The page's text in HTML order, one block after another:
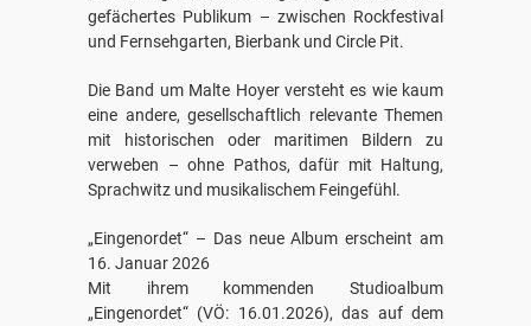
gefächertes Publikum – zwischen Rockfestival
und Fernsehgarten, Bierbank und Circle Pit.
Die Band um Malte Hoyer versteht es wie kaum
eine andere, gesellschaftlich relevante Themen
mit historischen oder maritimen Bildern zu
verweben – ohne Pathos, dafür mit Haltung,
Sprachwitz und musikalischem Feingefühl.
„Eingenordet“ – Das neue Album erscheint am
16. Januar 2026
Mit ihrem kommenden Studioalbum
„Eingenordet“ (VÖ: 16.01.2026), das auf dem